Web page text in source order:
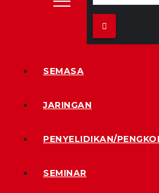
SEMASA
JARINGAN
PENYELIDIKAN/
SEMINAR